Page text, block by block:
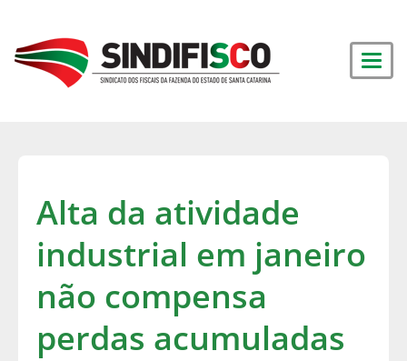
Alta da atividade
industrial em janeiro
não compensa
perdas acumuladas